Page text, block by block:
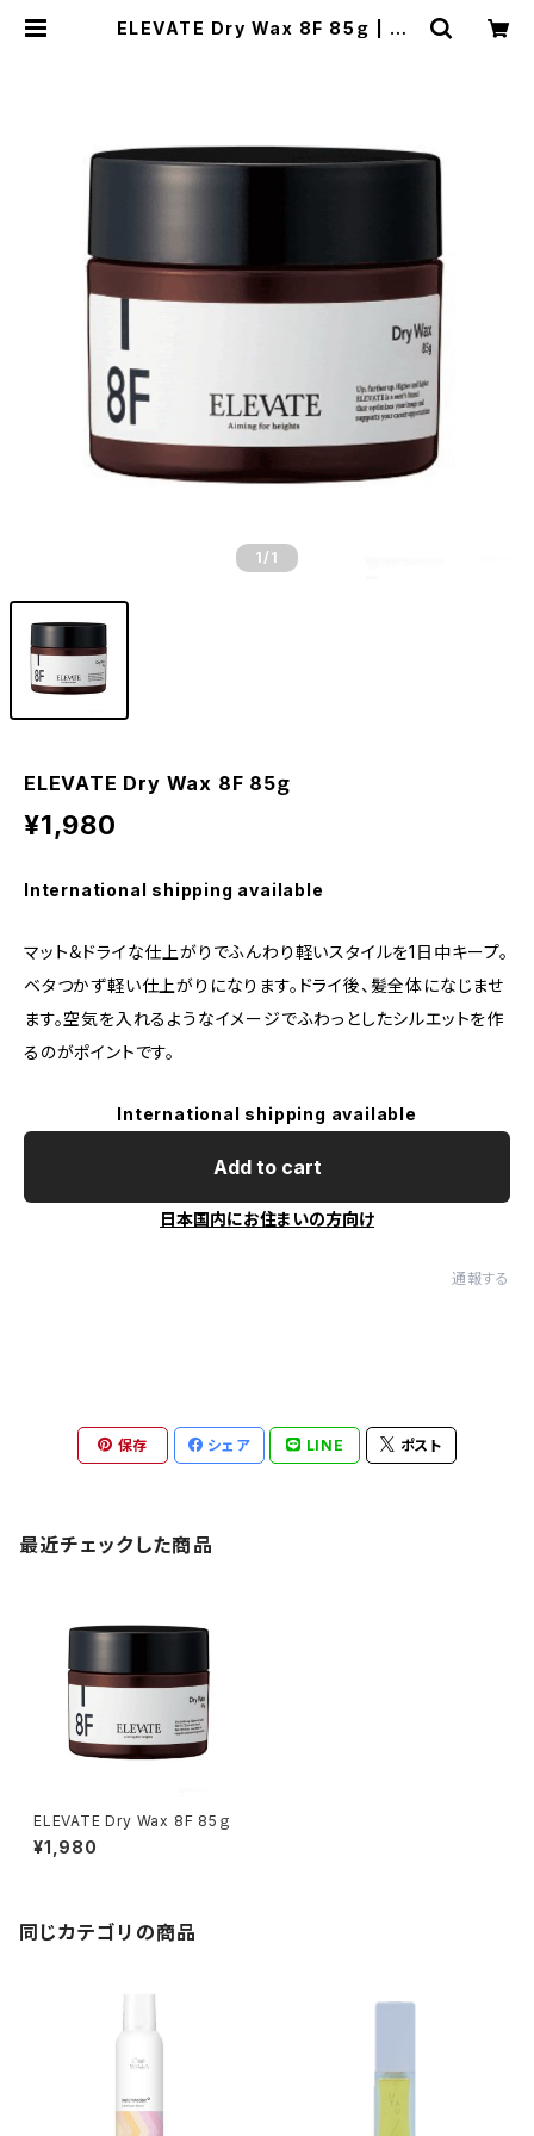
ELEVATE Dry Wax 8F 85ｇ | HE
1 /1
ELEVATE Dry Wax 8F 85ｇ
¥1,980
International shipping available
マット＆ドライな仕上がりでふんわり軽いスタイルを1日中キープ。
ベタつかず軽い仕上がりになります。ドライ後、髪全体になじませ
ます。空気を入れるようなイメージでふわっとしたシルエットを作
るのがポイントです。
International shipping available
Add to cart
日本国内にお住まいの方向け
通報する
保存 シェア LINE ポスト
最近チェックした商品
ELEVATE Dry Wax 8F 85ｇ
¥1,980
同じカテゴリの商品